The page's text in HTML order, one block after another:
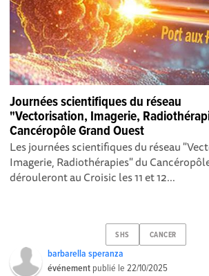
Journées scientifiques du réseau
"Vectorisation, Imagerie,
Cancéropôle Grand Ouest
Les journées scientifiques du réseau
Imagerie, Radiothérapies" du
dérouleront au Croisic les 11 et 12...
SHS CANCER
barbarella speranza
événement publié le22/10/2025